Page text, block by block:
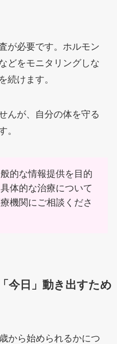
が必要です。ホルモン
どをモニタリングしな
続けます。
んが、自分の体を守る
。
的な情報提供を目的
体的な治療について
機関にご相談くださ
今日」動き出すため
から始められるかにつ